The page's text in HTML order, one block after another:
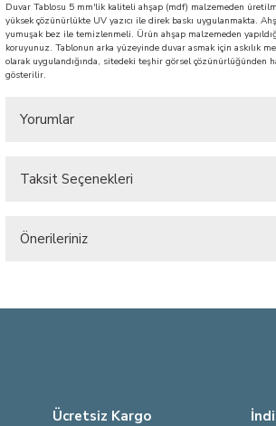
Duvar Tablosu 5 mm'lik kaliteli ahşap (mdf) malzemeden
yüksek çözünürlükte UV yazıcı ile direk baskı uygulanmakta.
yumuşak bez ile temizlenmeli. Ürün ahşap malzemeden
koruyunuz. Tablonun arka yüzeyinde duvar asmak için askılık
olarak uygulandığında, sitedeki teşhir görsel çözünürlüğünden
gösterilir.
Yorumlar
Taksit Seçenekleri
Önerileriniz
Ürün açıklamasında eksik bilgiler bulunuyor.
Ücretsiz Kargo